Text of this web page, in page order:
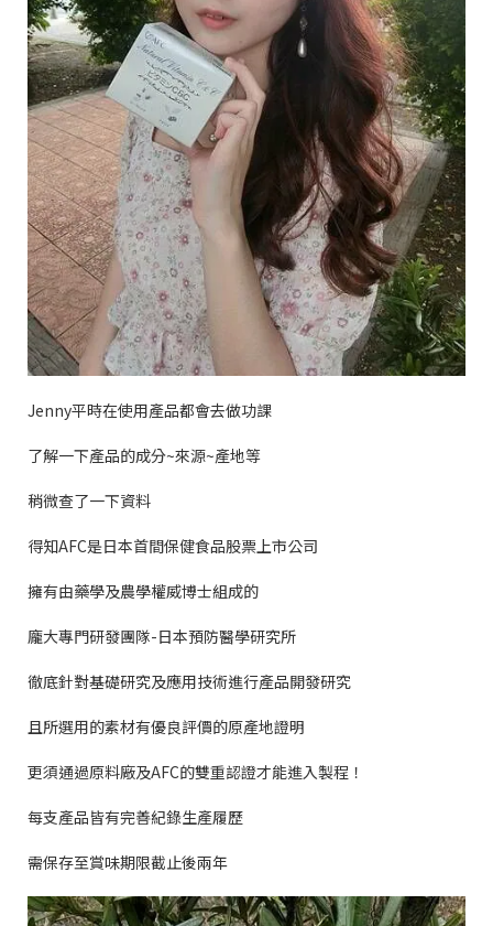
Jenny平時在使用產品都會去做功課
了解一下產品的成分~來源~產地等
稍微查了一下資料
得知AFC是日本首間保健食品股票上市公司
擁有由藥學及農學權威博士組成的
龐大專門研發團隊-日本預防醫學研究所
徹底針對基礎研究及應用技術進行產品開發研究
且所選用的素材有優良評價的原產地證明
更須通過原料廠及AFC的雙重認證才能進入製程！
每支產品皆有完善紀錄生產履歷
需保存至賞味期限截止後兩年